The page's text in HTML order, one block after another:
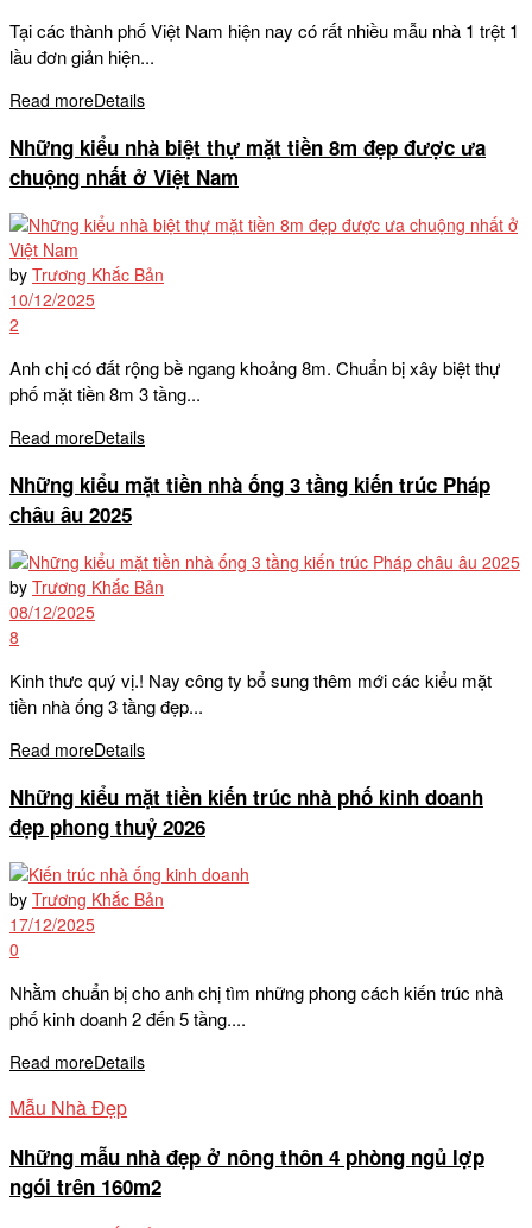
Tại các thành phố Việt Nam hiện nay có rất nhiều mẫu nhà 1 trệt 1
lầu đơn giản hiện...
Read moreDetails
Những kiểu nhà biệt thự mặt tiền 8m đẹp được ưa
chuộng nhất ở Việt Nam
by Trương Khắc Bản
10/12/2025
2
Anh chị có đất rộng bề ngang khoảng 8m. Chuẩn bị xây biệt thự
phố mặt tiền 8m 3 tầng...
Read moreDetails
Những kiểu mặt tiền nhà ống 3 tầng kiến trúc Pháp
châu âu 2025
by Trương Khắc Bản
08/12/2025
8
Kinh thưc quý vị.! Nay công ty bổ sung thêm mới các kiểu mặt
tiền nhà ống 3 tầng đẹp...
Read moreDetails
Những kiểu mặt tiền kiến trúc nhà phố kinh doanh
đẹp phong thuỷ 2026
by Trương Khắc Bản
17/12/2025
0
Nhằm chuẩn bị cho anh chị tìm những phong cách kiến trúc nhà
phố kinh doanh 2 đến 5 tầng....
Read moreDetails
Mẫu Nhà Đẹp
Những mẫu nhà đẹp ở nông thôn 4 phòng ngủ lợp
ngói trên 160m2